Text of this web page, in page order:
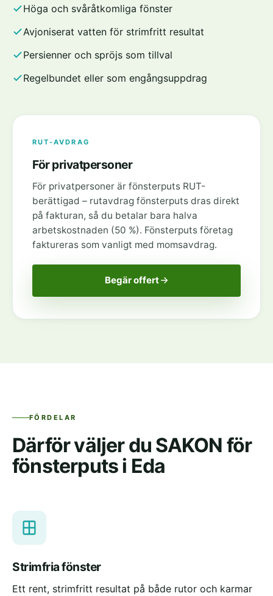
Höga och svåråtkomliga fönster
Avjoniserat vatten för strimfritt resultat
Persienner och spröjs som tillval
Regelbundet eller som engångsuppdrag
RUT-AVDRAG
För privatpersoner
För privatpersoner är fönsterputs RUT-
berättigad – rutavdrag fönsterputs dras direkt
på fakturan, så du betalar bara halva
arbetskostnaden (50 %). Fönsterputs företag
faktureras som vanligt med momsavdrag.
Begär offert
FÖRDELAR
Därför väljer du SAKON för
fönsterputs i Eda
Strimfria fönster
Ett rent, strimfritt resultat på både rutor och karmar